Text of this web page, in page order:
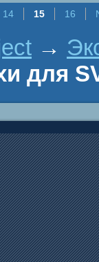
14 15 16
→
для